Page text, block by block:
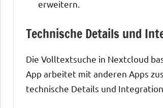
erweitern.
Technische Details und
Die Volltextsuche in Nextcloud
App arbeitet mit anderen Apps
technische Details und